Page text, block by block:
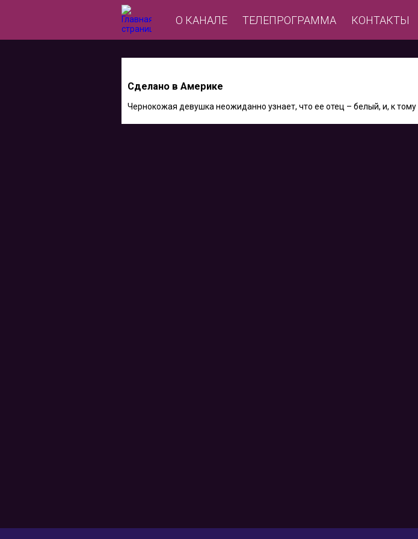
О КАНАЛЕ ТЕЛЕПРОГРАММА КОНТАКТЫ
Сделано в Америке
Чернокожая девушка неожиданно узнает, что ее отец – белый, и, к